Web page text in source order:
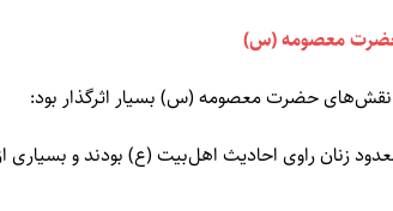
حضرت معصومه (س)
و نقش‌های حضرت معصومه (س) بسیار اثرگذار بود:
زنان راوی احادیث اهل‌بیت (ع) بودند و